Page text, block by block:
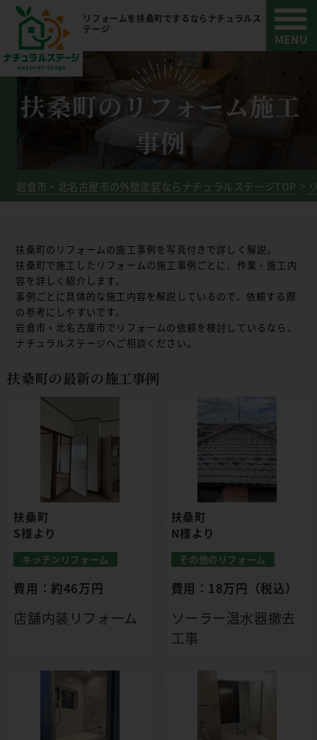
リフォームを扶桑町でするならナチュラルス
テージ
扶桑町のリフォーム施工
事例
岩倉市・北名古屋市の外壁塗装ならナチュラルステージTOP
扶桑町のリフォームの施工事例を写真付きで詳しく解説。
扶桑町で施工したリフォームの施工事例ごとに、作業・施工内
容を詳しく紹介します。
事例ごとに具体的な施工内容を解説しているので、依頼する際
の参考にしやすいです。
岩倉市・北名古屋市でリフォームの依頼を検討しているなら、
ナチュラルステージへご相談ください。
扶桑町の最新の施工事例
扶桑町
S様より
キッチンリフォーム
費用：約46万円
店舗内装リフォーム
扶桑町
N様より
その他のリフォーム
費用：18万円（税込）
ソーラー温水器撤去
工事